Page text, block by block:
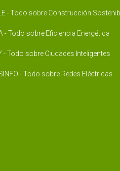
- Todo sobre Construcción
- Todo sobre Eficiencia Energética
- Todo sobre Ciudades Inteligentes
- Todo sobre Redes Eléctricas